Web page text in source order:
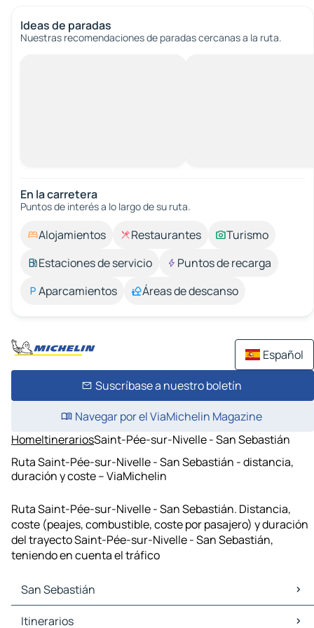
Ideas de paradas
Nuestras recomendaciones de paradas cercanas a la ruta.
En la carretera
Puntos de interés a lo largo de su ruta.
Alojamientos Restaurantes
Turismo
Estaciones de servicio
Puntos de recarga
Aparcamientos
Áreas de descanso
Español
Suscríbase a nuestro boletín
Navegar por el ViaMichelin Magazine
HomeItinerariosSaint-Pée-sur-Nivelle - San Sebastián
Ruta Saint-Pée-sur-Nivelle - San Sebastián - distancia,
duración y coste – ViaMichelin
Ruta Saint-Pée-sur-Nivelle - San Sebastián. Distancia,
coste (peajes, combustible, coste por pasajero) y duración
del trayecto Saint-Pée-sur-Nivelle - San Sebastián,
teniendo en cuenta el tráfico
San Sebastián
San Sebastián Mapas Planos
Itinerarios